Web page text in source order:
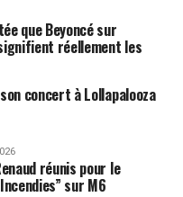
que Beyoncé sur
réellement les
concert à Lollapalooza
réunis pour le
sur M6